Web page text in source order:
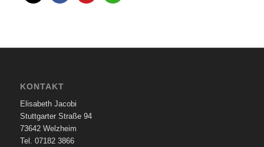
KONTAKT
Elisabeth Jacobi
Stuttgarter Straße 94
73642 Welzheim
Tel. 07182 3866